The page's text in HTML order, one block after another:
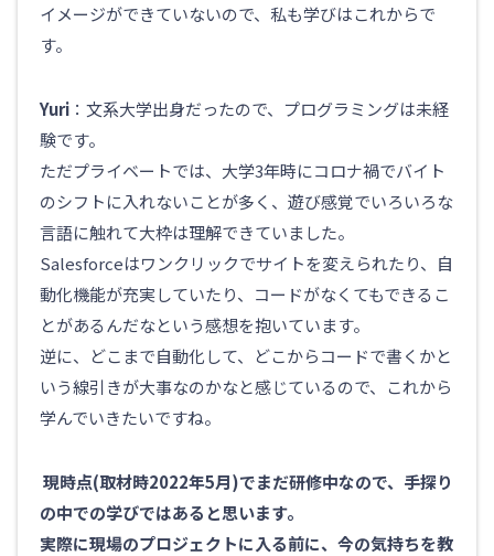
イメージができていないので、私も学びはこれからで
す。
Yuri ：文系大学出身だったので、プログラミングは未経
験です。
ただプライベートでは、大学3年時にコロナ禍でバイト
のシフトに入れないことが多く、遊び感覚でいろいろな
言語に触れて大枠は理解できていました。
Salesforceはワンクリックでサイトを変えられたり、自
動化機能が充実していたり、コードがなくてもできるこ
とがあるんだなという感想を抱いています。
逆に、どこまで自動化して、どこからコードで書くかと
いう線引きが大事なのかなと感じているので、これから
学んでいきたいですね。
現時点(取材時2022年5月)でまだ研修中なので、手探り
の中での学びではあると思います。
実際に現場のプロジェクトに入る前に、今の気持ちを教